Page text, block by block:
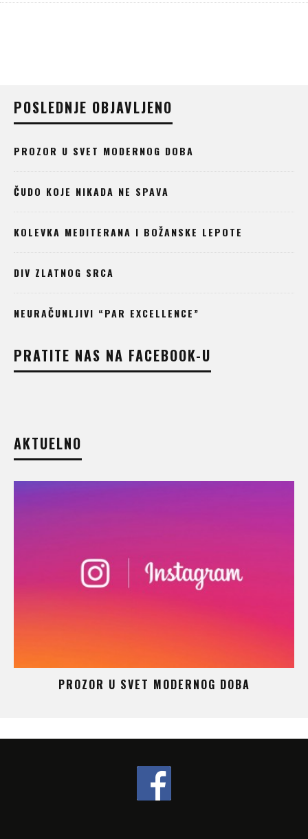
POSLEDNJE OBJAVLJENO
PROZOR U SVET MODERNOG DOBA
ČUDO KOJE NIKADA NE SPAVA
KOLEVKA MEDITERANA I BOŽANSKE LEPOTE
DIV ZLATNOG SRCA
NEURAČUNLJIVI “PAR EXCELLENCE”
PRATITE NAS NA FACEBOOK-U
AKTUELNO
PROZOR U SVET MODERNOG DOBA